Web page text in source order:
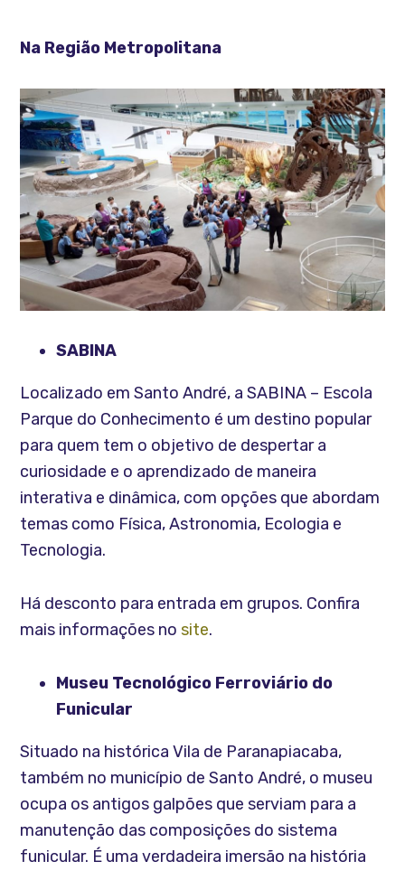
Na Região Metropolitana
SABINA
Localizado em Santo André, a SABINA – Escola
Parque do Conhecimento é um destino popular
para quem tem o objetivo de despertar a
curiosidade e o aprendizado de maneira
interativa e dinâmica, com opções que abordam
temas como Física, Astronomia, Ecologia e
Tecnologia.
Há desconto para entrada em grupos. Confira
mais informações nosite.
Museu Tecnológico Ferroviário do
Funicular
Situado na histórica Vila de Paranapiacaba,
também no município de Santo André, o museu
ocupa os antigos galpões que serviam para a
manutenção das composições do sistema
funicular. É uma verdadeira imersão na história